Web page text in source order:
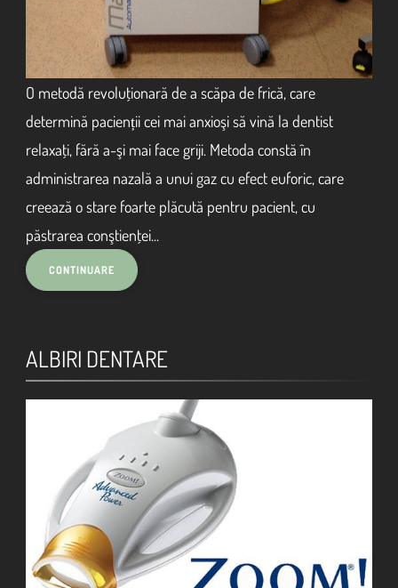
O metodă revoluţionară de a scăpa de frică, care
determină pacienții cei mai anxioşi să vină la dentist
relaxaţi, fără a-şi mai face griji. Metoda constă în
administrarea nazală a unui gaz cu efect euforic, care
creează o stare foarte plăcută pentru pacient, cu
păstrarea conştienţei...
ALBIRI DENTARE